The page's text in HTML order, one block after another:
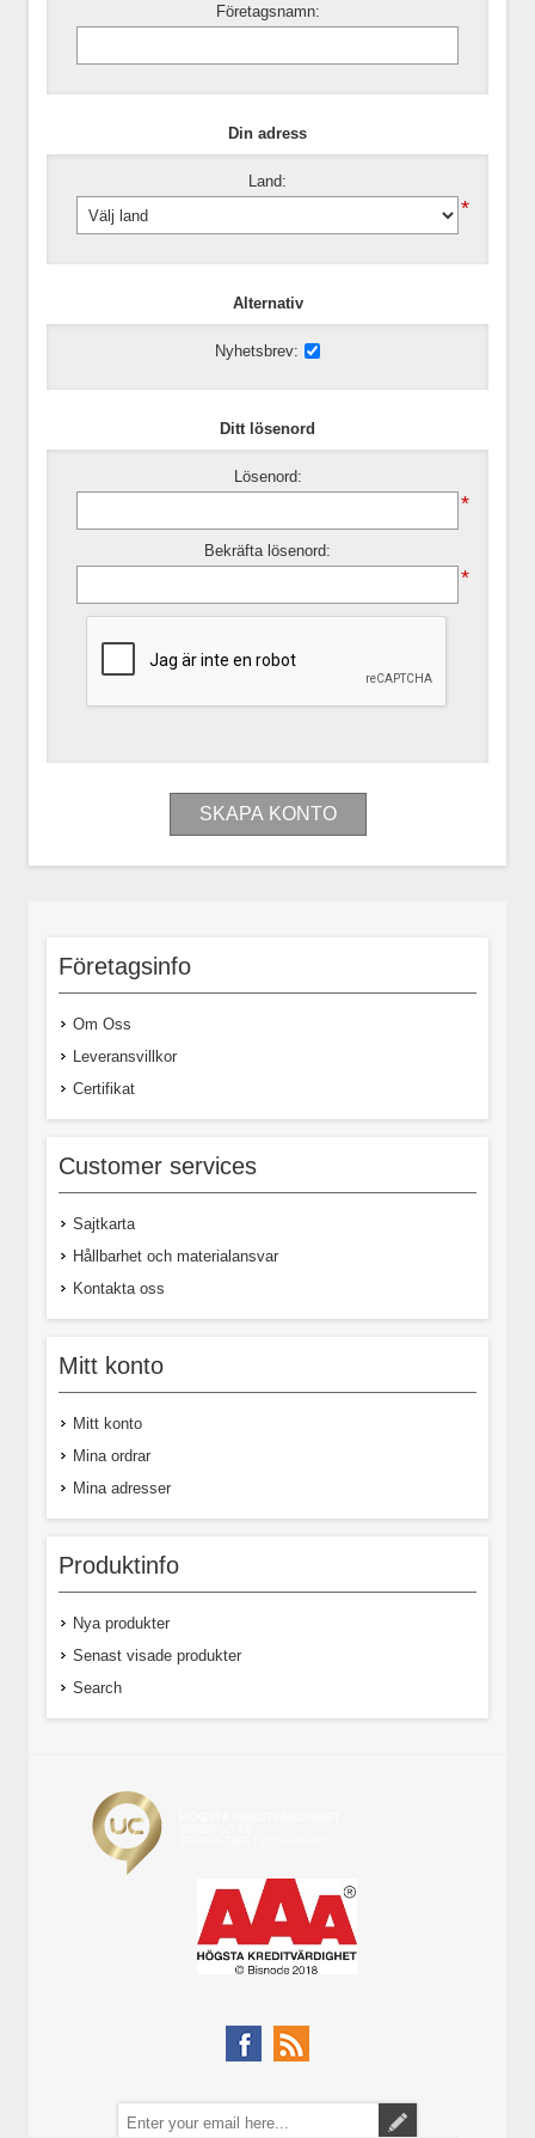
Företagsnamn:
Din adress
Land:
*
Alternativ
Nyhetsbrev:
Ditt lösenord
Lösenord:
*
Bekräfta lösenord:
*
Företagsinfo
Om Oss
Leveransvillkor
Certifikat
Customer services
Sajtkarta
Hållbarhet och materialansvar
Kontakta oss
Mitt konto
Mitt konto
Mina ordrar
Mina adresser
Produktinfo
Nya produkter
Senast visade produkter
Search